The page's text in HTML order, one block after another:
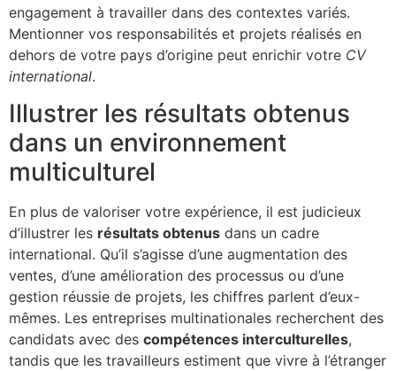
engagement à travailler dans des contextes variés.
Mentionner vos responsabilités et projets réalisés en
dehors de votre pays d’origine peut enrichir votre CV
international.
Illustrer les résultats obtenus
dans un environnement
multiculturel
En plus de valoriser votre expérience, il est judicieux
d’illustrer les résultats obtenus dans un cadre
international. Qu’il s’agisse d’une augmentation des
ventes, d’une amélioration des processus ou d’une
gestion réussie de projets, les chiffres parlent d’eux-
mêmes. Les entreprises multinationales recherchent des
candidats avec des compétences interculturelles,
tandis que les travailleurs estiment que vivre à l’étranger